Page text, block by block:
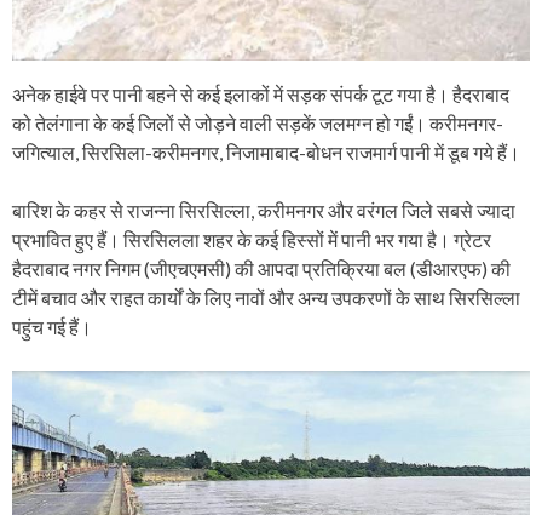
अनेक हाईवे पर पानी बहने से कई इलाकों में सड़क संपर्क टूट गया है। हैदराबाद
को तेलंगाना के कई जिलों से जोड़ने वाली सड़कें जलमग्न हो गईं। करीमनगर-
जगित्याल, सिरसिला-करीमनगर, निजामाबाद-बोधन राजमार्ग पानी में डूब गये हैं।
बारिश के कहर से राजन्ना सिरसिल्ला, करीमनगर और वरंगल जिले सबसे ज्यादा
प्रभावित हुए हैं। सिरसिलला शहर के कई हिस्सों में पानी भर गया है। ग्रेटर
हैदराबाद नगर निगम (जीएचएमसी) की आपदा प्रतिक्रिया बल (डीआरएफ) की
टीमें बचाव और राहत कार्यों के लिए नावों और अन्य उपकरणों के साथ सिरसिल्ला
पहुंच गई हैं।